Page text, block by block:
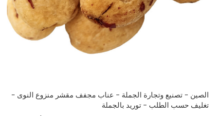
الصين - تصنيع وتجارة الجملة - عناب مجفف مقشر منزوع النوى -
تغليف حسب الطلب - توريد بالجملة